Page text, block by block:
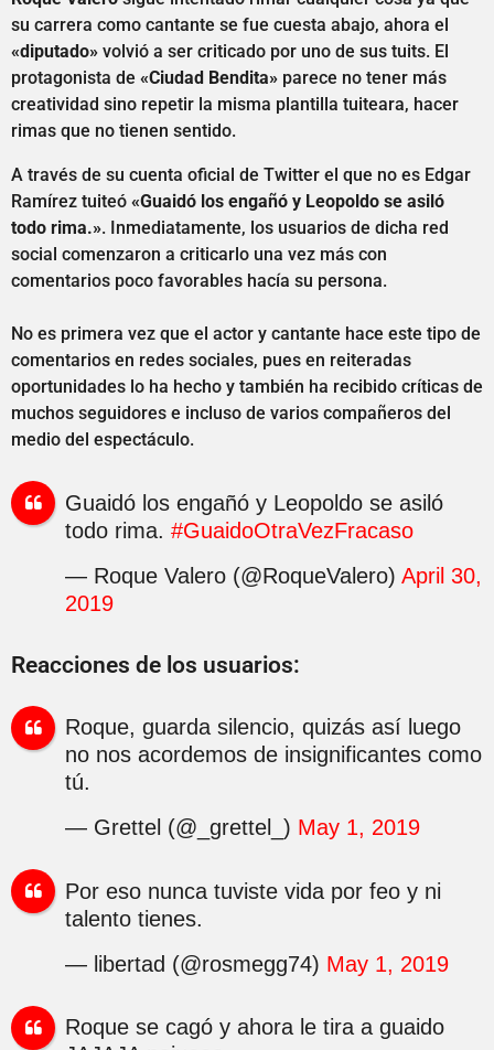
su carrera como cantante se fue cuesta abajo, ahora el
«diputado» volvió a ser criticado por uno de sus tuits. El
protagonista de «Ciudad Bendita» parece no tener más
creatividad sino repetir la misma plantilla tuiteara, hacer
rimas que no tienen sentido.
A través de su cuenta oficial de Twitter el que no es Edgar
Ramírez tuiteó «Guaidó los engañó y Leopoldo se asiló
todo rima.». Inmediatamente, los usuarios de dicha red
social comenzaron a criticarlo una vez más con
comentarios poco favorables hacía su persona.
No es primera vez que el actor y cantante hace este tipo de
comentarios en redes sociales, pues en reiteradas
oportunidades lo ha hecho y también ha recibido críticas de
muchos seguidores e incluso de varios compañeros del
medio del espectáculo.
Guaidó los engañó y Leopoldo se asiló
todo rima. #GuaidoOtraVezFracaso
— Roque Valero (@RoqueValero) April 30,
2019
Reacciones de los usuarios:
Roque, guarda silencio, quizás así luego
no nos acordemos de insignificantes como
tú.
— Grettel (@_grettel_) May 1, 2019
Por eso nunca tuviste vida por feo y ni
talento tienes.
— libertad (@rosmegg74) May 1, 2019
Roque se cagó y ahora le tira a guaido